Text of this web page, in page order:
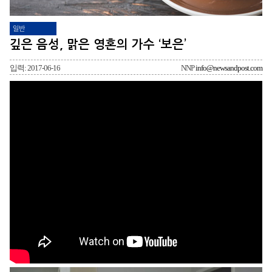
일반
깊은 음성, 맑은 영혼의 가수 ‘보은’
입력: 2017-06-16 NNPinfo@newsandpost.com